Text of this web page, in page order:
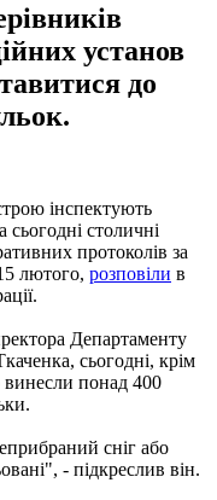
установ
до
інспектують
сьогодні столичні
протоколів за
лютого, розповіли в
Департаменту
сьогодні, крім
винесли понад 400
сніг або
- підкреслив він.